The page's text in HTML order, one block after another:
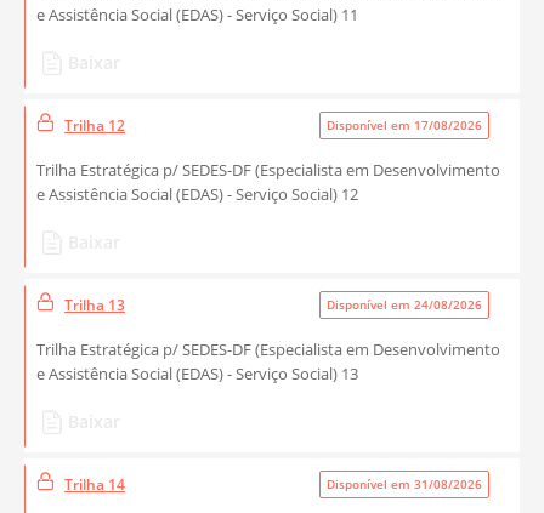
e Assistência Social (EDAS) - Serviço Social) 11
Trilha 12 Disponível em 17/08/2026
Trilha Estratégica p/ SEDES-DF (Especialista em Desenvolvimento
e Assistência Social (EDAS) - Serviço Social) 12
Trilha 13 Disponível em 24/08/2026
Trilha Estratégica p/ SEDES-DF (Especialista em Desenvolvimento
e Assistência Social (EDAS) - Serviço Social) 13
Trilha 14 Disponível em 31/08/2026